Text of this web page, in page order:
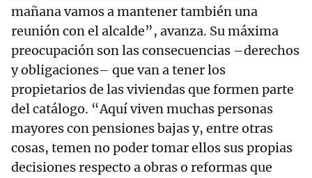
mañana vamos a mantener también una
reunión con el alcalde”, avanza. Su máxima
preocupación son las consecuencias –derechos
y obligaciones– que van a tener los
propietarios de las viviendas que formen parte
del catálogo. “Aquí viven muchas personas
mayores con pensiones bajas y, entre otras
cosas, temen no poder tomar ellos sus propias
decisiones respecto a obras o reformas que